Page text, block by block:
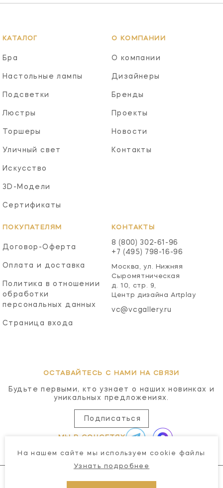
КАТАЛОГ
Бра
Настольные лампы
Подсветки
Люстры
Торшеры
Уличный свет
Искусство
3D-Модели
Сертификаты
О КОМПАНИИ
О компании
Дизайнеры
Бренды
Проекты
Новости
Контакты
ПОКУПАТЕЛЯМ
Договор-Оферта
Оплата и доставка
Политика в отношении
обработки
персональных данных
Страница входа
КОНТАКТЫ
8 (800) 302-61-96
+7 (495) 798-16-96
Москва, ул. Нижняя
Сыромятническая
д. 10, стр. 9,
Центр дизайна Artplay
vc@vcgallery.ru
ОСТАВАЙТЕСЬ С НАМИ НА СВЯЗИ
Будьте первыми, кто узнает о наших новинках и
уникальных предложениях.
Подписаться
МЫ В СОЦСЕТЯХ
На нашем сайте мы используем cookie файлы
Узнать подробнее